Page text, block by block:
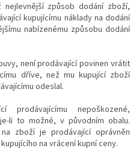
způsob dodání zboží,
kupujícímu náklady na dodání
nabízenému způsobu dodání
není prodávající povinen vrátit
dříve, než mu kupující zboží
odeslal.
nepoškozené,
li to možné, v původním obalu.
zboží je prodávající oprávněn
na vrácení kupní ceny.